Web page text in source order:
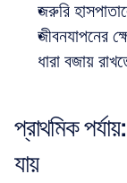
জরুরি
জীবনযাপনের
ধারা বজায়
প্রাথমিক
যায়